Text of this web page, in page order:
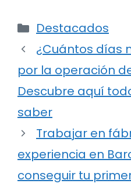
Categorías
Destacados
¿Cuántos días
por la operación
Descubre aquí
saber
Trabajar en
experiencia en
conseguir tu